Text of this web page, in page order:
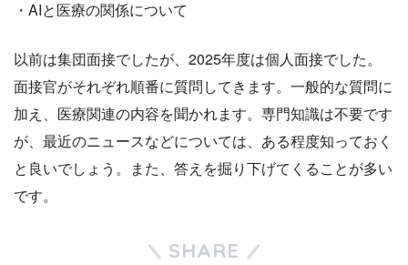
・AIと医療の関係について
以前は集団面接でしたが、2025年度は個人面接でした。
面接官がそれぞれ順番に質問してきます。一般的な質問に
加え、医療関連の内容を聞かれます。専門知識は不要です
が、最近のニュースなどについては、ある程度知っておく
と良いでしょう。また、答えを掘り下げてくることが多い
です。
SHARE